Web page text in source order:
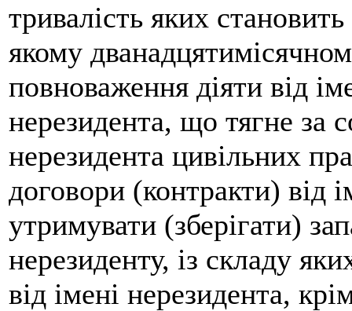
тривалість яких
якому
повноваження діяти від
нерезидента, що тягне за
нерезидента цивільних
договори (контракти) від
утримувати (зберігати)
нерезиденту, із складу
від імені нерезидента,